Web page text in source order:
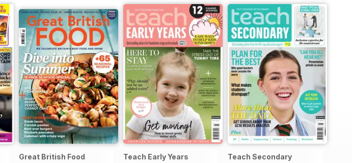
Great British Food Teach Early Years Teach Secondary